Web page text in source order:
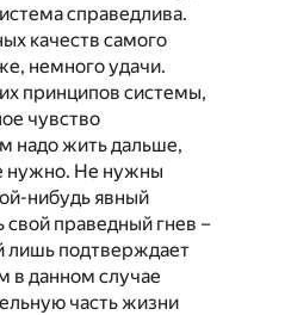
справедлива.
качеств самого
немного удачи.
принципов системы,
чувство
надо жить дальше,
нужно. Не нужны
нибудь явный
праведный гнев –
лишь подтверждает
в данном случае
часть жизни